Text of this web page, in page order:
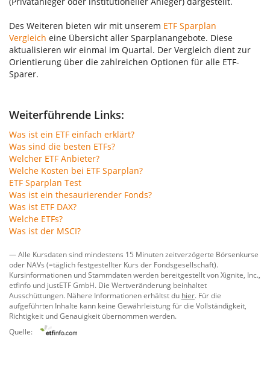
Des Weiteren bieten wir mit unserem ETF Sparplan
Vergleich eine Übersicht aller Sparplanangebote. Diese
aktualisieren wir einmal im Quartal. Der Vergleich dient zur
Orientierung über die zahlreichen Optionen für alle ETF-
Sparer.
Weiterführende Links:
Was ist ein ETF einfach erklärt?
Was sind die besten ETFs?
Welcher ETF Anbieter?
Welche Kosten bei ETF Sparplan?
ETF Sparplan Test
Was ist ein thesaurierender Fonds?
Was ist ETF DAX?
Welche ETFs?
Was ist der MSCI?
— Alle Kursdaten sind mindestens 15 Minuten zeitverzögerte Börsenkurse
oder NAVs (=täglich festgestellter Kurs der Fondsgesellschaft).
Kursinformationen und Stammdaten werden bereitgestellt vonXignite, Inc.
etfinfo und justETF GmbH. Die Wertveränderung beinhaltet
Ausschüttungen. Nähere Informationen erhältst du hier. Für die
aufgeführten Inhalte kann keine Gewährleistung für die Vollständigkeit,
Richtigkeit und Genauigkeit übernommen werden.
Quelle: